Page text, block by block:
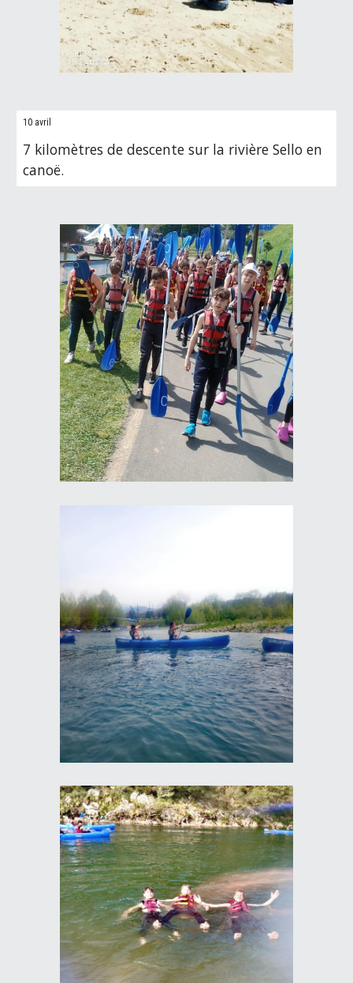
10 avril
7 kilomètres de descente sur la rivière Sello en
canoë.